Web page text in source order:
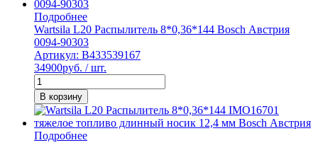
Подробнее
Wartsila L20 Распылитель 8*0,36*144 Bosch Австрия
0094-90303
Артикул: B433539167
34900руб. / шт.
В корзину
Подробнее